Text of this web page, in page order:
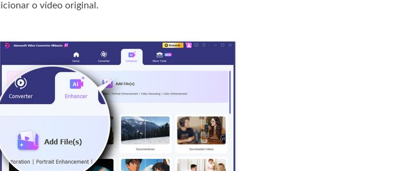
o vídeo original.